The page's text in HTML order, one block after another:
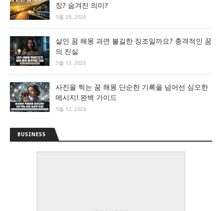
징? 숨겨진 의미?
5월 28, 2026
살인 꿈 해몽 과연 불길한 징조일까요? 충격적인 꿈
의 진실
5월 13, 2026
사진을 찍는 꿈 해몽 단순한 기록을 넘어선 심오한
메시지! 완벽 가이드
5월 12, 2026
BUSINESS